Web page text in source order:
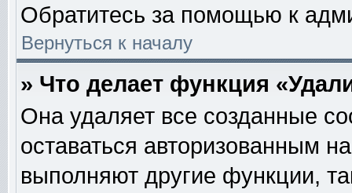
Обратитесь за помощью к
Вернуться к началу
» Что делает функция
Она удаляет все созданные
оставаться авторизованным
выполняют другие функции,